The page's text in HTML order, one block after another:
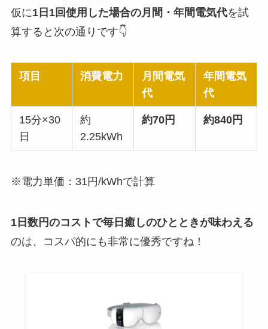
仮に1日1回使用した場合の月間・年間電気代を試
算すると次の通りです👇
項目 消費電力
月間電気
代
年間電気
代
15分×30
日
約
2.25kWh
約70円 約840円
※電力単価：31円/kWhで計算
1日数円のコストで毎日癒しのひとときが味わえる
のは、コスパ的にも非常に優秀ですね！